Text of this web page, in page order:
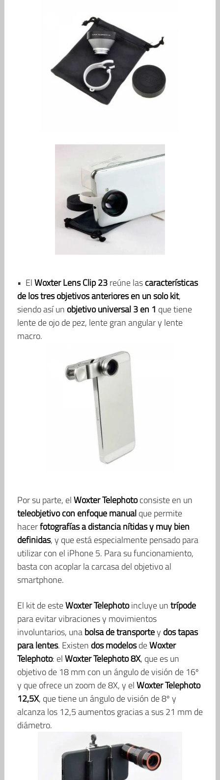
• ElWoxter Lens Clip 23reúne lascaracterísticas
de los tres objetivos anteriores en un solo kit,
siendo así un objetivo universal 3 en 1 que tiene
lente de ojo de pez, lente gran angular y lente
macro.
Por su parte, elWoxter Telephotoconsiste en un
teleobjetivo con enfoque manualque permite
hacerfotografías a distancia nítidas y muy bien
definidas, y que está especialmente pensado para
utilizar con el iPhone 5. Para su funcionamiento,
basta con acoplar la carcasa del objetivo al
smartphone.
El kit de esteWoxter Telephotoincluye untrípode
para evitar vibraciones y movimientos
involuntarios, unabolsa de transportey dos tapas
para lentes. Existen dos modelosdeWoxter
Telephoto: elWoxter Telephoto 8X, que es un
objetivo de 18 mm con un ángulo de visión de 16º
y que ofrece un zoom de 8X, y elWoxter Telephoto
12,5X, que tiene un ángulo de visión de 8º y
alcanza los 12,5 aumentos gracias a sus 21 mm de
diámetro.